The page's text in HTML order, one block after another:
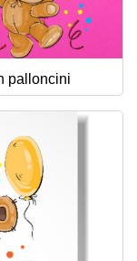
palloncini